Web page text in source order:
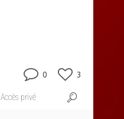
Accès privé
0 3